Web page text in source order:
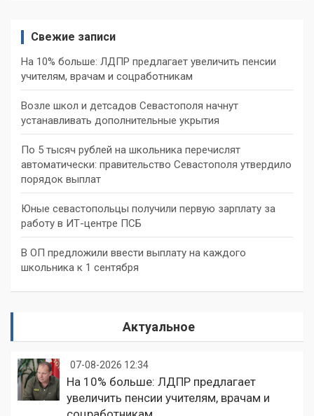
Свежие записи
На 10% больше: ЛДПР предлагает увеличить пенсии
учителям, врачам и соцработникам
Возле школ и детсадов Севастополя начнут
устанавливать дополнительные укрытия
По 5 тысяч рублей на школьника перечислят
автоматически: правительство Севастополя утвердило
порядок выплат
Юные севастопольцы получили первую зарплату за
работу в ИТ-центре ПСБ
В ОП предложили ввести выплату на каждого
школьника к 1 сентября
Актуальное
07-08-2026 12:34
На 10% больше: ЛДПР предлагает
увеличить пенсии учителям, врачам и